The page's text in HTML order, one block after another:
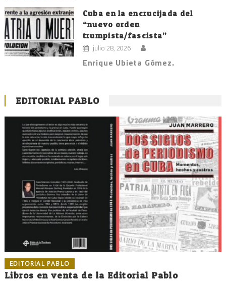
Cuba en la encrucijada del
“nuevo orden
trumpista/fascista”
julio 28, 2026
Enrique Ubieta Gómez.
EDITORIAL PABLO
EDITORIAL PABLO
Libros en venta de la Editorial Pablo